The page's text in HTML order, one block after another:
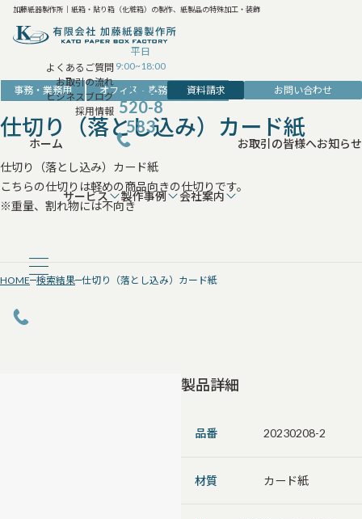
加藤紙器製作所｜紙箱・貼り箱（化粧箱）の製作、紙製品の特殊加工・装飾
よくあるご質問
お取引の流れ
ビジネスブログ
採用情報
平日
9:00~18:00
042-
520-8
583
資料請求 お問い合わせ
ホーム
サービス 製作事例 会社案内
お取引の皆様へお知らせ
事務・業務用 オフィス・事務・収納用品
仕切り（落とし込み）カード紙
仕切り（落とし込み）カード紙
こちらの仕切りは軽めの商品向きの仕切りです。
※重量、割れ物には不向き
HOME 検索結果 仕切り（落とし込み）カード紙
製品詳細
品番 20230208-2
材質 カード紙